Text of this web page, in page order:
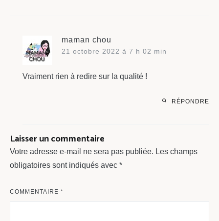
maman chou
21 octobre 2022 à 7 h 02 min
Vraiment rien à redire sur la qualité !
RÉPONDRE
Laisser un commentaire
Votre adresse e-mail ne sera pas publiée. Les champs
obligatoires sont indiqués avec *
COMMENTAIRE *